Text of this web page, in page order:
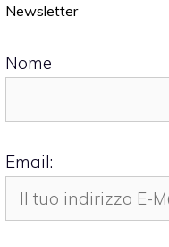
Newsletter
Nome
Email: